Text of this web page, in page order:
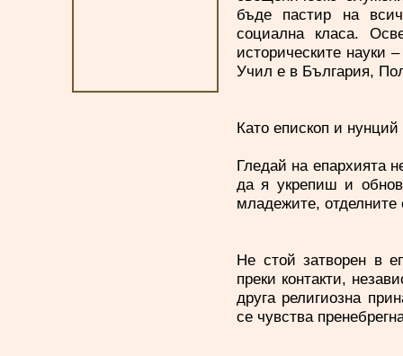
бъде пастир на
социална класа.
историческите науки
Учил е в България,
Като епископ и
Гледай на епархията
да я укрепиш и
младежите,
Не стой затворен в
преки контакти,
друга религиозна
се чувства